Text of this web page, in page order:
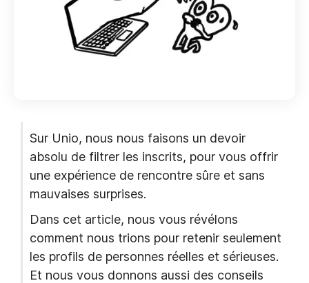
Sur Unio, nous nous faisons un devoir
absolu de filtrer les inscrits, pour vous offrir
une expérience de rencontre sûre et sans
mauvaises surprises.
Dans cet article, nous vous révélons
comment nous trions pour retenir seulement
les profils de personnes réelles et sérieuses.
Et nous vous donnons aussi des conseils